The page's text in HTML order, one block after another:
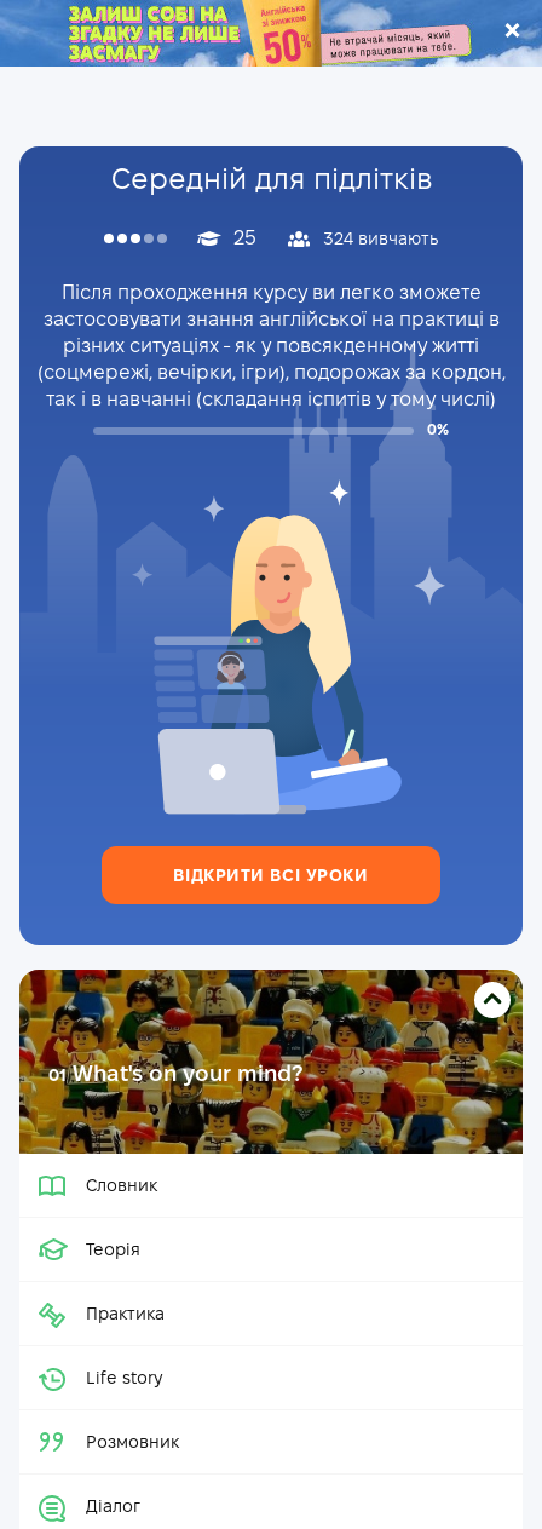
.
Середній для підлітків
25 324 вивчають
Після проходження курсу ви легко зможете
застосовувати знання англійської на практиці в
різних ситуаціях - як у повсякденному житті
(соцмережі, вечірки, ігри), подорожах за кордон,
так і в навчанні (складання іспитів у тому числі)
0%
ВІДКРИТИ ВСІ УРОКИ
01What's on your mind?
Словник
Теорія
Практика
Life story
Розмовник
Діалог